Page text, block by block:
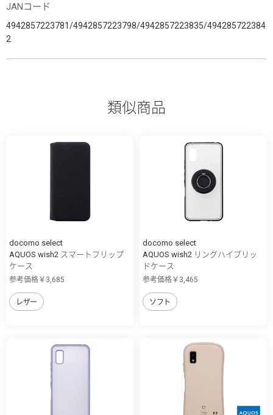
JANコード
4942857223781/4942857223798/4942857223835/494285722384
2
類似商品
docomo select
AQUOS wish2 スマートフリップ
ケース
参考価格￥3,685
レザー
docomo select
AQUOS wish2 リングハイブリッ
ドケース
参考価格￥3,465
ソフト